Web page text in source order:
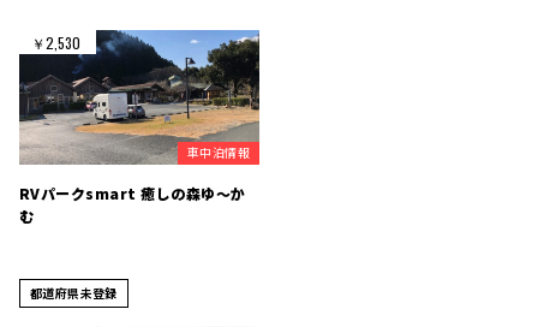
￥2,530
車中泊情報
RVパークsmart 癒しの森ゆ～か
む
都道府県未登録